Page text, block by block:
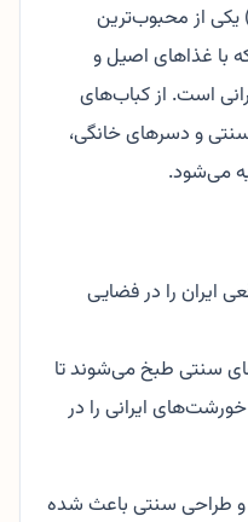
یکی از محبوب‌ترین
با غذاهای اصیل و
است. از کباب‌های
و دسرهای خانگی،
می‌شود.
ایران را در فضایی
سنتی طبخ می‌شوند تا
ایرانی را در
و طراحی سنتی باعث شده